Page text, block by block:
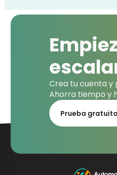
Crea tu cuenta y
Ahorra tiempo y
Prueba